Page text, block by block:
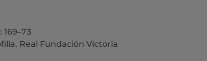
Real Fundación Victoria